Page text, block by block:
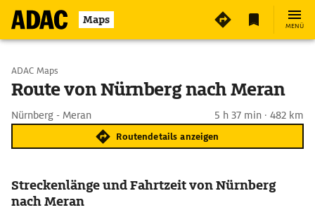
Maps MENÜ
Start wählen
ADAC Maps
Route von Nürnberg nach Meran
Nürnberg - Meran 5 h 37 min · 482 km
Routendetails anzeigen
Streckenlänge und Fahrtzeit von Nürnberg
nach Meran